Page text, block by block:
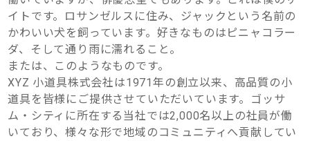
イトです。ロサンゼルスに住み、ジャックという名前の
かわいい犬を飼っています。好きなものはピニャコラー
ダ、そして通り雨に濡れること。
または、このようなものです。
XYZ 小道具株式会社は1971年の創立以来、高品質の小
道具を皆様にご提供させていただいています。ゴッサ
ム・シティに所在する当社では2,000名以上の社員が働
いており、様々な形で地域のコミュニティへ貢献してい